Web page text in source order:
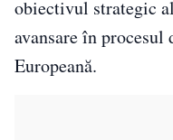
obiectivul strategic
avansare în procesul
Europeană.